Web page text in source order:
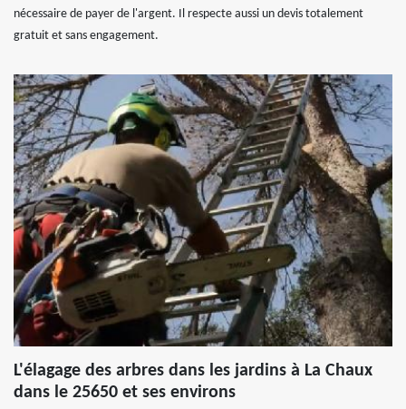
nécessaire de payer de l'argent. Il respecte aussi un devis totalement
gratuit et sans engagement.
L'élagage des arbres dans les jardins à La Chaux
dans le 25650 et ses environs